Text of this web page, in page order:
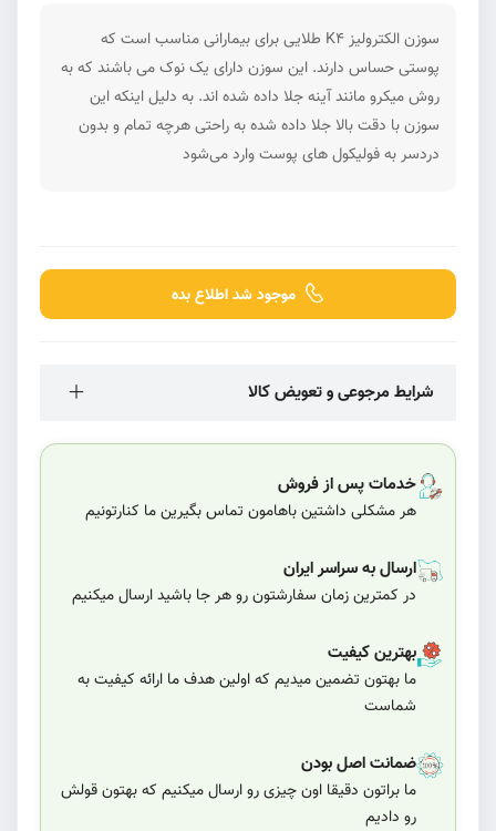
سوزن الکترولیز K4 طلایی برای بیمارانی مناسب است که
پوستی حساس دارند. این سوزن دارای یک نوک می باشند که به
روش میکرو مانند آینه جلا داده شده اند. به دلیل اینکه این
سوزن با دقت بالا جلا داده شده به راحتی هرچه تمام و بدون
دردسر به فولیکول های پوست وارد می‌شود
موجود شد اطلاع بده
شرایط مرجوعی و تعویض کالا
خدمات پس از فروش
هر مشکلی داشتین باهامون تماس بگیرین ما کنارتونیم
ارسال به سراسر ایران
در کمترین زمان سفارشتون رو هر جا باشید ارسال میکنیم
بهترین کیفیت
ما بهتون تضمین میدیم که اولین هدف ما ارائه کیفیت به
شماست
ضمانت اصل بودن
ما براتون دقیقا اون چیزی رو ارسال میکنیم که بهتون قولش
رو دادیم